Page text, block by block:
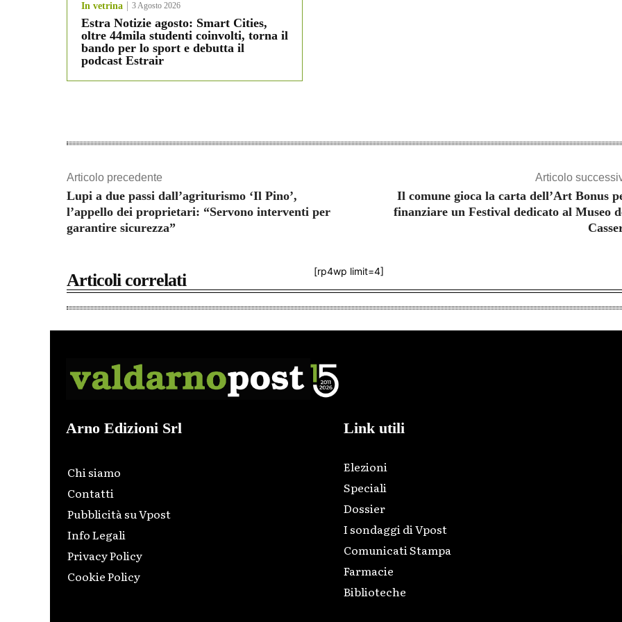
In vetrina 3 Agosto 2026
Estra Notizie agosto: Smart Cities,
oltre 44mila studenti coinvolti, torna il
bando per lo sport e debutta il
podcast Estrair
Articolo precedente
Lupi a due passi dall’agriturismo ‘Il Pino’,
l’appello dei proprietari: “Servono interventi per
garantire sicurezza”
Articolo
Il comune gioca la carta dell’Art Bonus
finanziare un Festival dedicato al Museo
[rp4wp limit=4]
Articoli correlati
Arno Edizioni Srl
Chi siamo
Contatti
Pubblicità su Vpost
Info Legali
Privacy Policy
Cookie Policy
Link utili
Elezioni
Speciali
Dossier
I sondaggi di Vpost
Comunicati Stampa
Farmacie
Biblioteche